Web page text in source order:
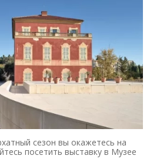
сезон вы окажетесь на
посетить выставку в Музее